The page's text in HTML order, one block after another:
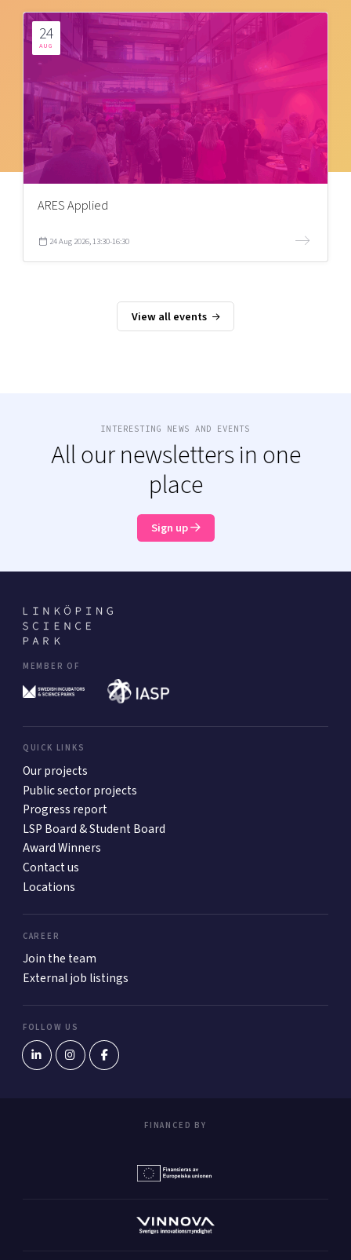
24
AUG
ARES Applied
24 Aug 2026, 13:30-16:30
View all events
INTERESTING NEWS AND EVENTS
All our newsletters in one
place
Sign up
MEMBER OF
QUICK LINKS
Our projects
Public sector projects
Progress report
LSP Board & Student Board
Award Winners
Contact us
Locations
CAREER
Join the team
External job listings
FOLLOW US
FINANCED BY